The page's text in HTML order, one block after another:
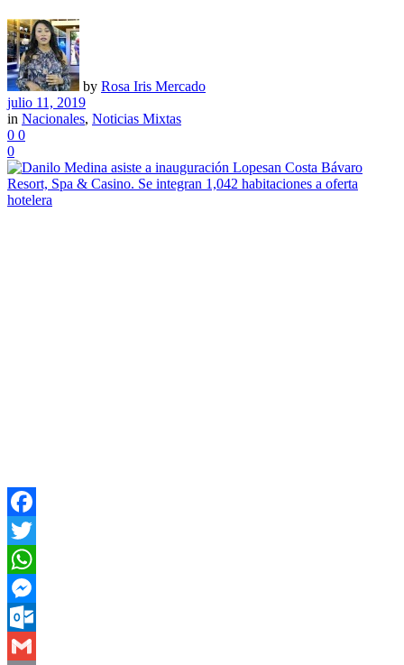
by Rosa Iris Mercado
julio 11, 2019
in Nacionales, Noticias Mixtas
0 0
0
Facebook
Twitter
WhatsApp
Messenger
Outlook.com